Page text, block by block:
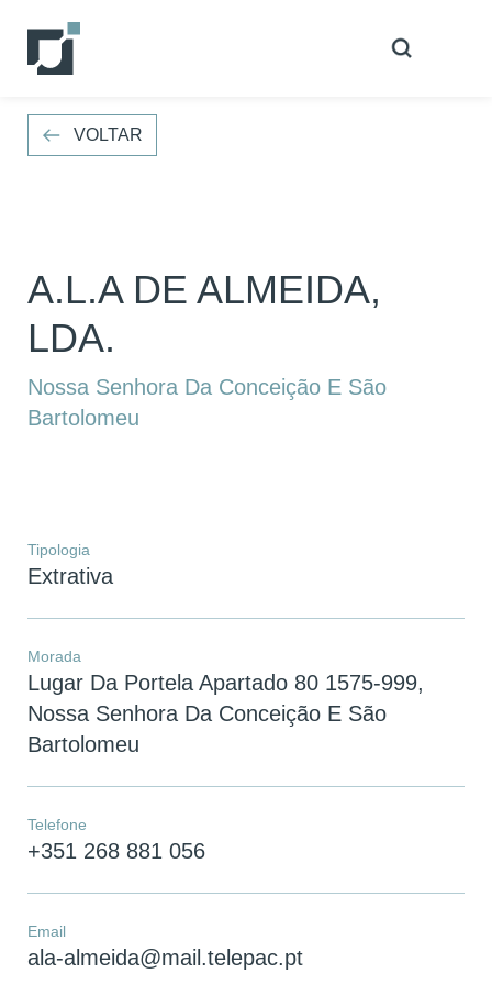
VOLTAR
A.L.A DE ALMEIDA,
LDA.
Nossa Senhora Da Conceição E São
Bartolomeu
Tipologia
Extrativa
Morada
Lugar Da Portela Apartado 80 1575-999,
Nossa Senhora Da Conceição E São
Bartolomeu
Telefone
+351 268 881 056
Email
ala-almeida@mail.telepac.pt